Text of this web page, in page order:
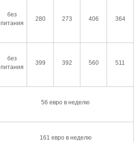
без
питания
280 273 406 364
без
питания
399 392 560 511
56 евро в неделю
161 евро в неделю